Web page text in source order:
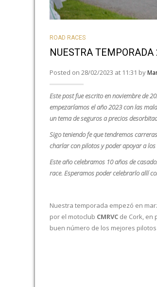
ROAD RACES
NUESTRA
Posted on 28/02/2023 at 11:31 by
Este post fue escrito en noviembre de
empezaríamos el año 2023 con las
un tema de seguros a precios
Sigo teniendo fe que tendremos
charlar con pilotos y poder apoyar a
Este año celebramos 10 años de
race. Esperamos poder celebrarlo allí
Nuestra temporada empezó en
por el motoclub CMRVC de Cork, en
buen número de los mejores pilotos